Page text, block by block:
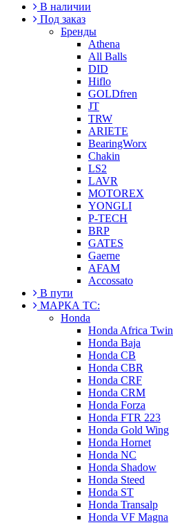
В наличии
Под заказ
Бренды
Athena
All Balls
DID
Hiflo
GOLDfren
JT
TRW
ARIETE
BearingWorx
Chakin
LS2
LAVR
MOTOREX
YONGLI
P-TECH
BRP
GATES
Gaerne
AFAM
Accossato
В пути
МАРКА ТС:
Honda
Honda Africa Twin
Honda Baja
Honda CB
Honda CBR
Honda CRF
Honda CRM
Honda Forza
Honda FTR 223
Honda Gold Wing
Honda Hornet
Honda NC
Honda Shadow
Honda Steed
Honda ST
Honda Transalp
Honda VF Magna